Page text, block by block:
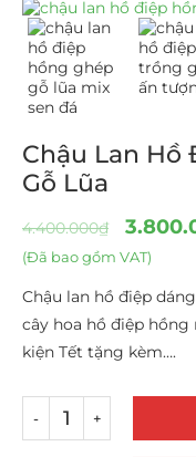
Chậu Lan Hồ
Gỗ Lũa
4.400.000₫
(Đã bao gồm VAT)
Chậu lan hồ điệp
cây hoa hồ điệp
kiện Tết tặng kèm….